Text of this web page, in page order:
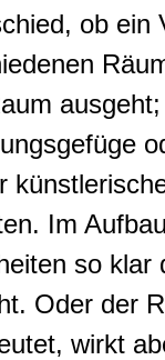
ob ein
Im
so klar
Oder der
wirkt